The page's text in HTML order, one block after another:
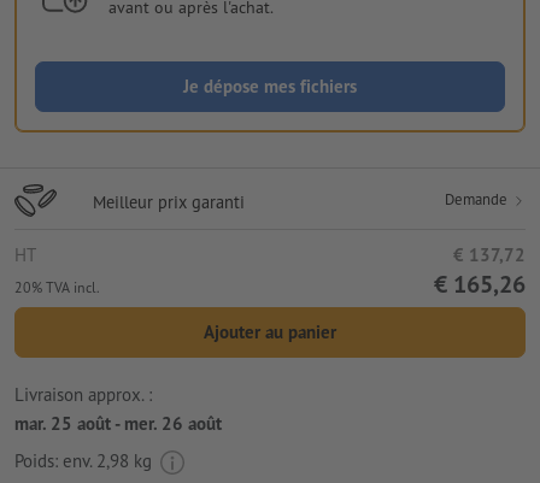
avant ou après l'achat.
Je dépose mes fichiers
Meilleur prix garanti Demande
HT € 137,72
20% TVA incl. € 165,26
Ajouter au panier
Livraison approx. :
mar. 25 août - mer. 26 août
Poids: env. 2,98 kg